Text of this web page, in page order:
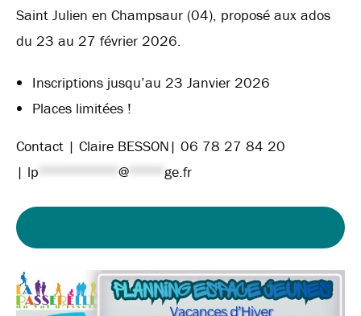
Saint Julien en Champsaur (04), proposé aux ados
du 23 au 27 février 2026.
Inscriptions jusqu’au 23 Janvier 2026
Places limitées !
Contact | Claire BESSON| 06 78 27 84 20
| lp @ ge.fr